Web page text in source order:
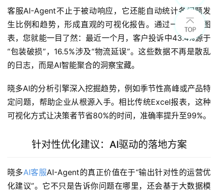
客服AI-Agent不止于被动响应，它还能自动统计各问题发
生比例和趋势，形成直观的可视化报告。通过一张动态图
表，您就能一目了然：最近一个月，客户投诉中43.4%源于
“包装破损”，16.5%涉及“物流延误”。这些数据不再是散乱
的日志，而是AI智能聚合的洞察宝藏。
晓多AI的分析引擎深入挖掘趋势，例如季节性高峰或产品特
定问题，帮助企业从根源入手。相比传统Excel报表，这种
可视化方式让决策者节省80%的时间，准确率提升至99%。
针对性优化建议：AI驱动的落地方案
晓多AI客服AI-Agent的真正价值在于“输出针对性的运营优
化建议”。它不只是告诉你问题在哪里，还会基于大数据模